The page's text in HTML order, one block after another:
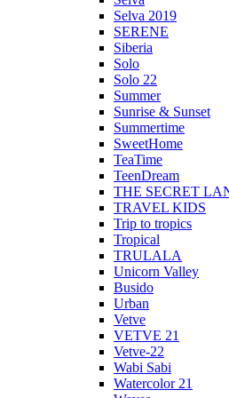
Selva 2019
SERENE
Siberia
Solo
Solo 22
Summer
Sunrise & Sunset
Summertime
SweetHome
TeaTime
TeenDream
THE SECRET
TRAVEL KIDS
Trip to tropics
Tropical
TRULALA
Unicorn Valley
Busido
Urban
Vetve
VETVE 21
Vetve-22
Wabi Sabi
Watercolor 21